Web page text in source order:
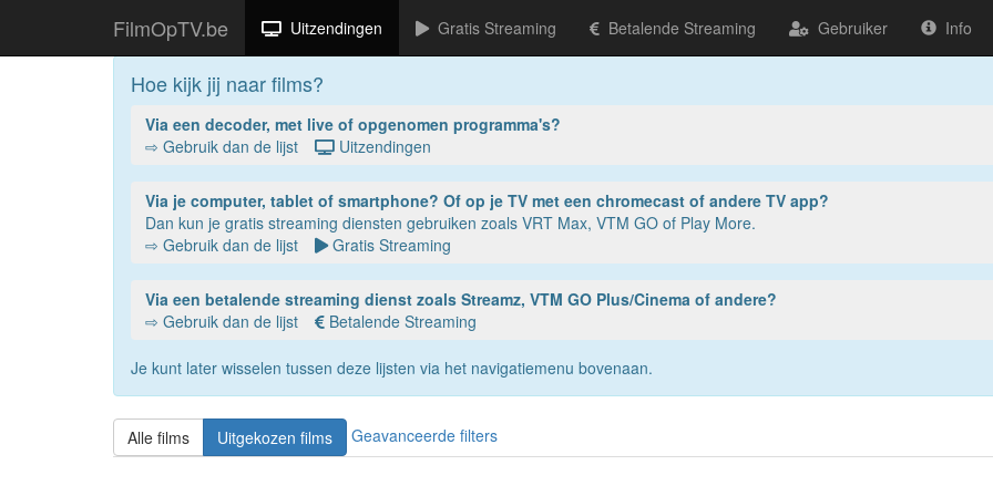
FilmOpTV.be Uitzendingen Gratis Streaming Betalende Streaming Gebruiker Info
Hoe kijk jij naar films?
Via een decoder, met live of opgenomen programma's?
⇨ Gebruik dan de lijst
Uitzendingen
Via je computer, tablet of smartphone? Of op je TV met een chromecast of andere TV app?
Dan kun je gratis streaming diensten gebruiken zoals VRT Max, VTM GO of Play More.
⇨ Gebruik dan de lijst
Gratis Streaming
Via een betalende streaming dienst zoals Streamz, VTM GO Plus/Cinema of andere?
⇨ Gebruik dan de lijst
Betalende Streaming
Je kunt later wisselen tussen deze lijsten via het navigatiemenu bovenaan.
Alle films Uitgekozen films Geavanceerde filters